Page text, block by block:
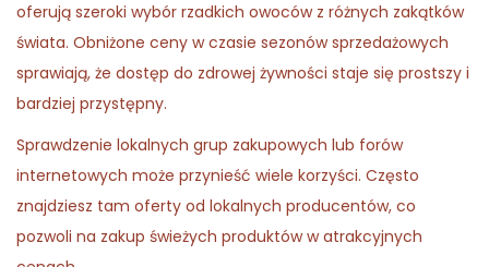
oferują szeroki wybór rzadkich owoców z różnych zakątków
świata. Obniżone ceny w czasie sezonów sprzedażowych
sprawiają, że dostęp do zdrowej żywności staje się prostszy i
bardziej przystępny.
Sprawdzenie lokalnych grup zakupowych lub forów
internetowych może przynieść wiele korzyści. Często
znajdziesz tam oferty od lokalnych producentów, co
pozwoli na zakup świeżych produktów w atrakcyjnych